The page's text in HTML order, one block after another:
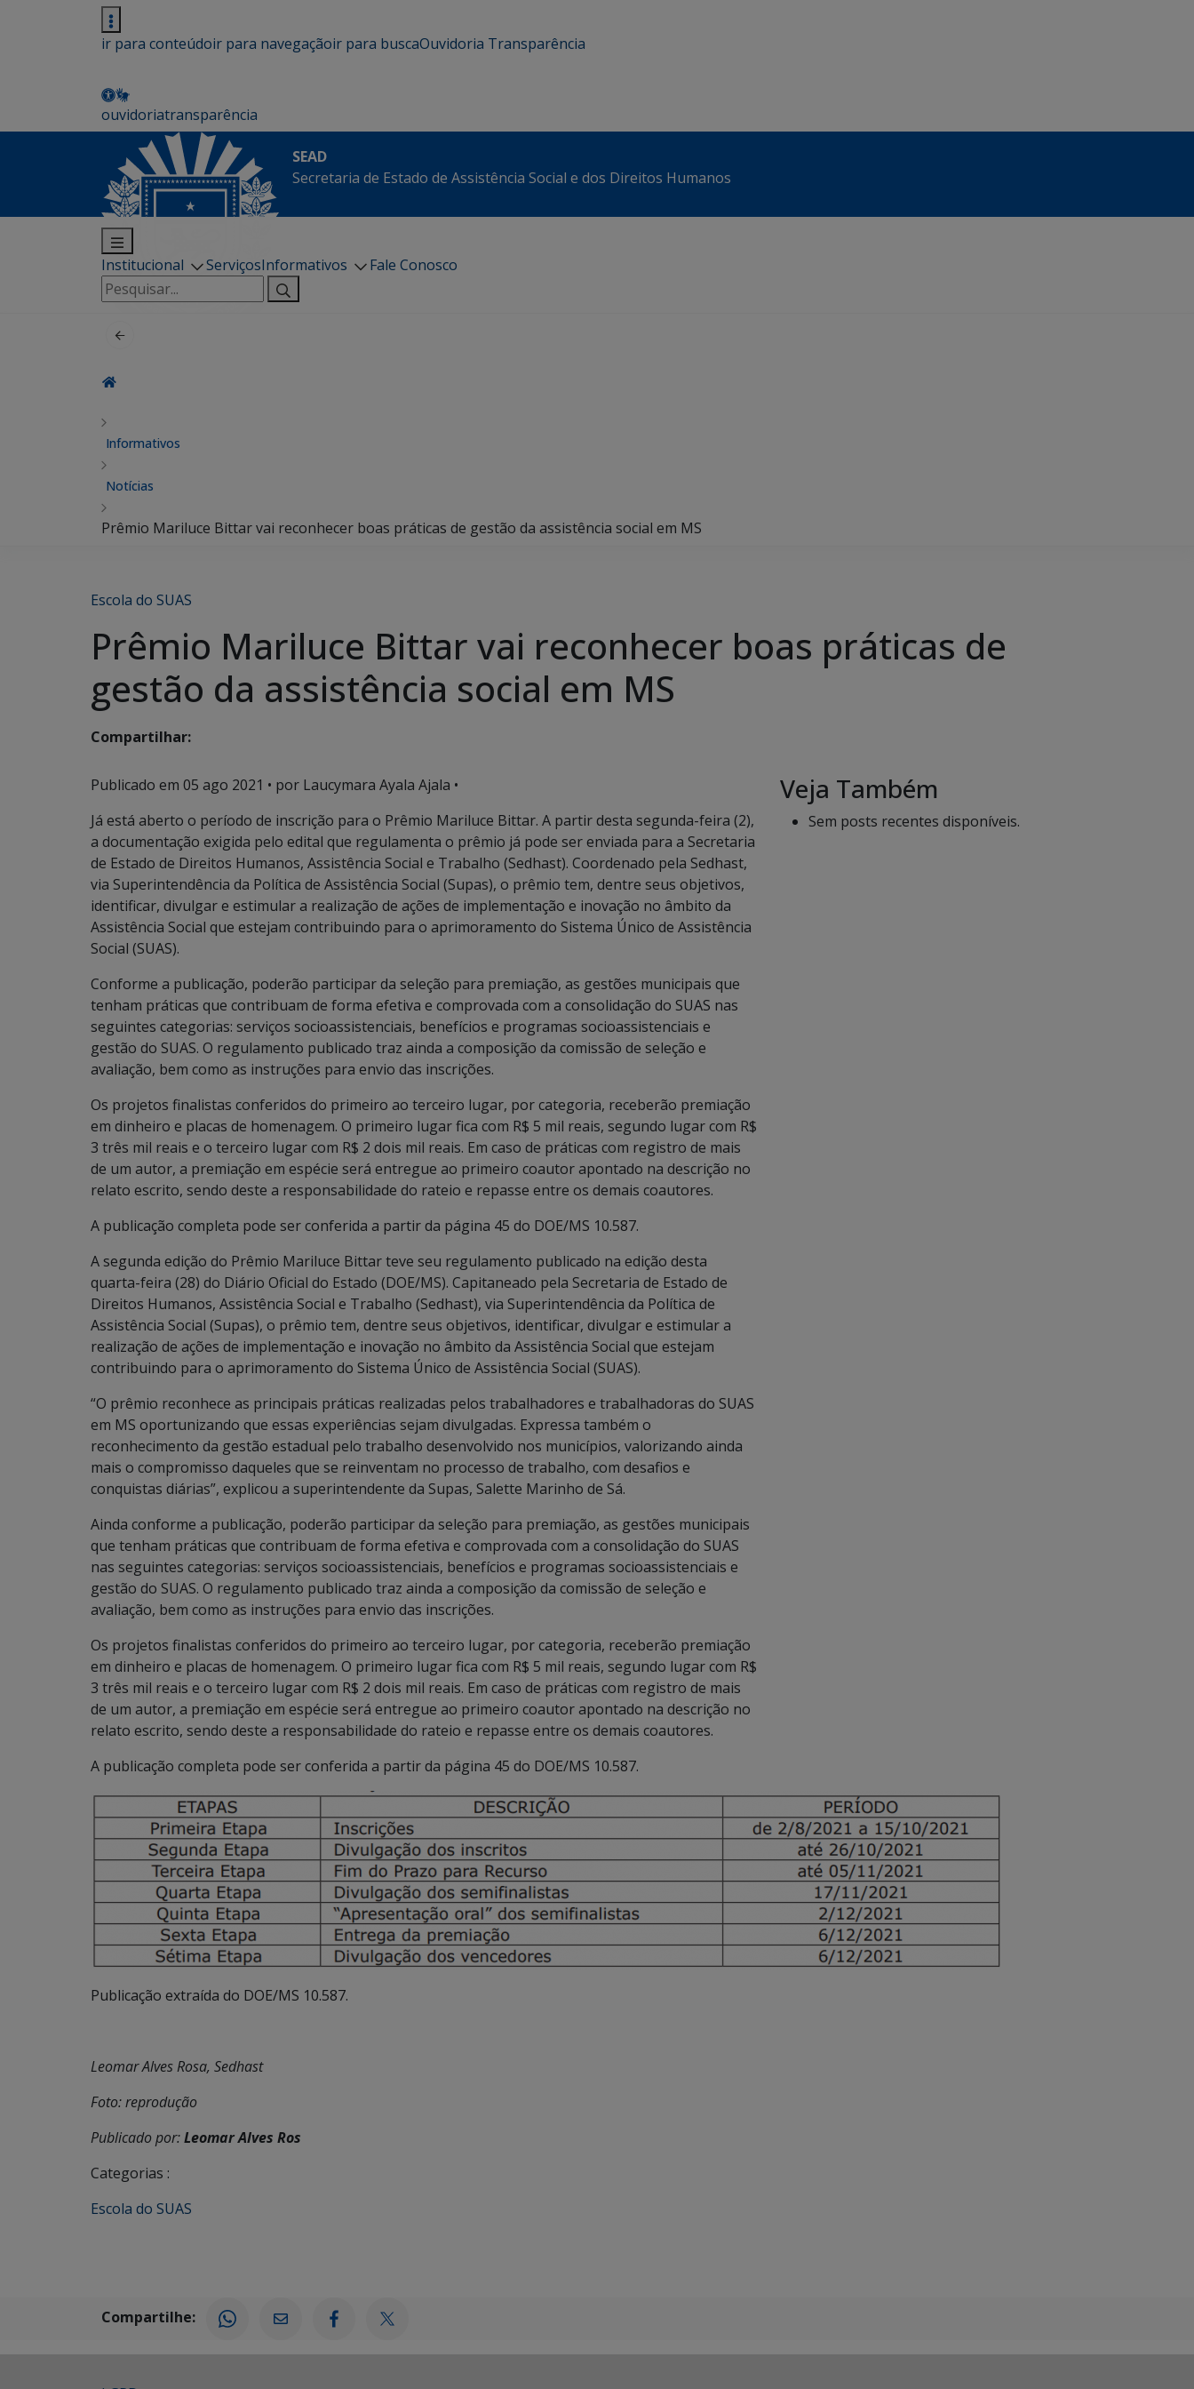
ir para conteúdoir para navegaçãoir para buscaOuvidoria Transparência
ouvidoriatransparência
SEAD
Secretaria de Estado de Assistência Social e dos Direitos Humanos
Institucional ServiçosInformativos
Fale Conosco
Pesquisar
por:
Informativos
Notícias
Prêmio Mariluce Bittar vai reconhecer boas práticas de gestão da assistência social em MS
Escola do SUAS
Prêmio Mariluce Bittar vai reconhecer boas práticas de
gestão da assistência social em MS
Compartilhar:
Publicado em 05 ago 2021 • por Laucymara Ayala Ajala •
Já está aberto o período de inscrição para o Prêmio Mariluce Bittar. A partir desta segunda-feira (2),
a documentação exigida pelo edital que regulamenta o prêmio já pode ser enviada para a Secretaria
de Estado de Direitos Humanos, Assistência Social e Trabalho (Sedhast). Coordenado pela Sedhast,
via Superintendência da Política de Assistência Social (Supas), o prêmio tem, dentre seus objetivos,
identificar, divulgar e estimular a realização de ações de implementação e inovação no âmbito da
Assistência Social que estejam contribuindo para o aprimoramento do Sistema Único de Assistência
Social (SUAS).
Conforme a publicação, poderão participar da seleção para premiação, as gestões municipais que
tenham práticas que contribuam de forma efetiva e comprovada com a consolidação do SUAS nas
seguintes categorias: serviços socioassistenciais, benefícios e programas socioassistenciais e
gestão do SUAS. O regulamento publicado traz ainda a composição da comissão de seleção e
avaliação, bem como as instruções para envio das inscrições.
Os projetos finalistas conferidos do primeiro ao terceiro lugar, por categoria, receberão premiação
em dinheiro e placas de homenagem. O primeiro lugar fica com R$ 5 mil reais, segundo lugar com R$
3 três mil reais e o terceiro lugar com R$ 2 dois mil reais. Em caso de práticas com registro de mais
de um autor, a premiação em espécie será entregue ao primeiro coautor apontado na descrição no
relato escrito, sendo deste a responsabilidade do rateio e repasse entre os demais coautores.
A publicação completa pode ser conferida a partir da página 45 do DOE/MS 10.587.
A segunda edição do Prêmio Mariluce Bittar teve seu regulamento publicado na edição desta
quarta-feira (28) do Diário Oficial do Estado (DOE/MS). Capitaneado pela Secretaria de Estado de
Direitos Humanos, Assistência Social e Trabalho (Sedhast), via Superintendência da Política de
Assistência Social (Supas), o prêmio tem, dentre seus objetivos, identificar, divulgar e estimular a
realização de ações de implementação e inovação no âmbito da Assistência Social que estejam
contribuindo para o aprimoramento do Sistema Único de Assistência Social (SUAS).
“O prêmio reconhece as principais práticas realizadas pelos trabalhadores e trabalhadoras do SUAS
em MS oportunizando que essas experiências sejam divulgadas. Expressa também o
reconhecimento da gestão estadual pelo trabalho desenvolvido nos municípios, valorizando ainda
mais o compromisso daqueles que se reinventam no processo de trabalho, com desafios e
conquistas diárias”, explicou a superintendente da Supas, Salette Marinho de Sá.
Ainda conforme a publicação, poderão participar da seleção para premiação, as gestões municipais
que tenham práticas que contribuam de forma efetiva e comprovada com a consolidação do SUAS
nas seguintes categorias: serviços socioassistenciais, benefícios e programas socioassistenciais e
gestão do SUAS. O regulamento publicado traz ainda a composição da comissão de seleção e
avaliação, bem como as instruções para envio das inscrições.
Os projetos finalistas conferidos do primeiro ao terceiro lugar, por categoria, receberão premiação
em dinheiro e placas de homenagem. O primeiro lugar fica com R$ 5 mil reais, segundo lugar com R$
3 três mil reais e o terceiro lugar com R$ 2 dois mil reais. Em caso de práticas com registro de mais
de um autor, a premiação em espécie será entregue ao primeiro coautor apontado na descrição no
relato escrito, sendo deste a responsabilidade do rateio e repasse entre os demais coautores.
A publicação completa pode ser conferida a partir da página 45 do DOE/MS 10.587.
Publicação extraída do DOE/MS 10.587.
Leomar Alves Rosa, Sedhast
Foto: reprodução
Publicado por:Leomar Alves Ros
Categorias :
Escola do SUAS
Veja Também
Sem posts recentes disponíveis.
Compartilhe: